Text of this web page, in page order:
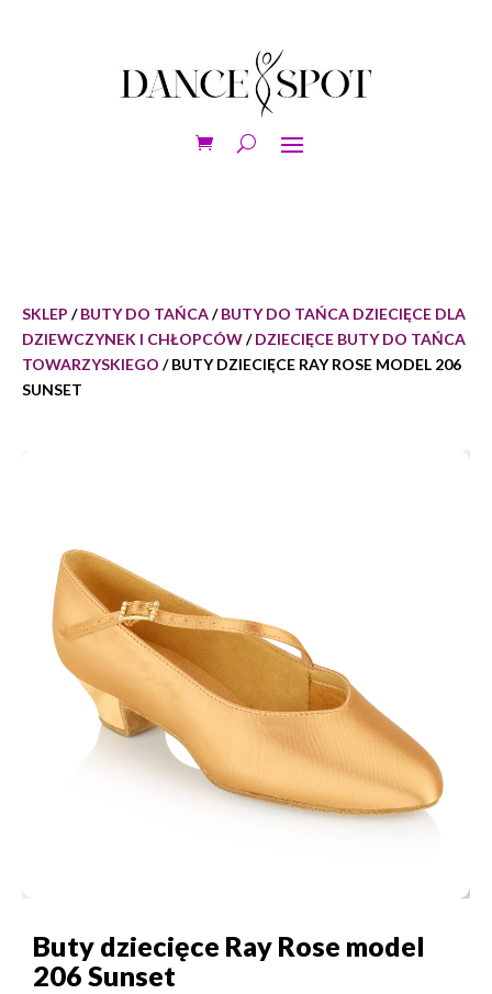
SKLEP /BUTY DO TAŃCA/BUTY DO TAŃCA DZIECIĘCE DLA
DZIEWCZYNEK I CHŁOPCÓW/DZIECIĘCE BUTY DO TAŃCA
TOWARZYSKIEGO / BUTY DZIECIĘCE RAY ROSE MODEL 206
SUNSET
Buty dziecięce Ray Rose model
206 Sunset